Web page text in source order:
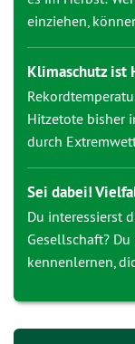
einziehen,
Klimaschutz ist
Hitzetote bisher
durch
Sei dabei!
Du interessierst
Gesellschaft?
kennenlernen,